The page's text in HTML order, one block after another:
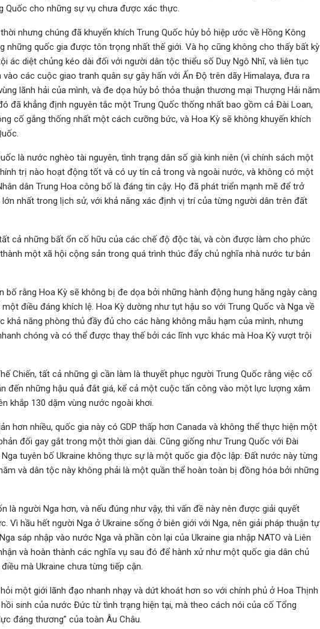
Quốc cho những sự vụ chưa được xác thực.
nhưng chúng đã khuyến khích Trung Quốc hủy bỏ hiệp ước về Hồng Kông
những quốc gia được tôn trọng nhất thế giới. Và họ cũng không cho thấy bất kỳ
ác diệt chủng kéo dài đối với người dân tộc thiểu số Duy Ngô Nhĩ, và liên tục
các cuộc giao tranh quân sự gây hấn với Ấn Độ trên dãy Himalaya, đưa ra
lãnh hải của mình, và đe dọa hủy bỏ thỏa thuận thương mại Thượng Hải năm
đã khẳng định nguyên tắc một Trung Quốc thống nhất bao gồm cả Đài Loan,
cố gắng thống nhất một cách cưỡng bức, và Hoa Kỳ sẽ không khuyến khích
là nước nghèo tài nguyên, tình trạng dân số già kinh niên (vì chính sách một
trị nào hoạt động tốt và có uy tín cả trong và ngoài nước, và không có một
dân Trung Hoa công bố là đáng tin cậy. Họ đã phát triển mạnh mẽ để trở
nhất trong lịch sử, với khả năng xác định vị trí của từng người dân trên đất
cả những bất ổn cố hữu của các chế độ độc tài, và còn được làm cho phức
một xã hội cộng sản trong quá trình thúc đẩy chủ nghĩa nhà nước tư bản
rằng Hoa Kỳ sẽ không bị đe dọa bởi những hành động hung hăng ngày càng
điều đáng khích lệ. Hoa Kỳ dường như tụt hậu so với Trung Quốc và Nga về
năng phòng thủ đầy đủ cho các hàng không mẫu hạm của mình, nhưng
chóng và có thể được thay thế bởi các lĩnh vực khác mà Hoa Kỳ vượt trội
Chiến, tất cả những gì cần làm là thuyết phục người Trung Quốc rằng việc cố
đến những hậu quả đắt giá, kể cả một cuộc tấn công vào một lực lượng xâm
khắp 130 dặm vùng nước ngoài khơi.
hơn nhiều, quốc gia này có GDP thấp hơn Canada và không thể thực hiện một
đối gay gắt trong một thời gian dài. Cũng giống như Trung Quốc với Đài
tuyên bố Ukraine không thực sự là một quốc gia độc lập: Đất nước này từng
và dân tộc này không phải là một quần thể hoàn toàn bị đồng hóa bởi những
là người Nga hơn, và nếu đúng như vậy, thì vấn đề này nên được giải quyết
Vì hầu hết người Nga ở Ukraine sống ở biên giới với Nga, nên giải pháp thuận tự
sáp nhập vào nước Nga và phần còn lại của Ukraine gia nhập NATO và Liên
và hoàn thành các nghĩa vụ sau đó để hành xử như một quốc gia dân chủ
mà Ukraine chưa từng tiếp cận.
một giới lãnh đạo nhanh nhạy và dứt khoát hơn so với chính phủ ở Hoa Thịnh
sinh của nước Đức từ tình trạng hiện tại, mà theo cách nói của cố Tổng
đáng thương” của toàn Âu Châu.